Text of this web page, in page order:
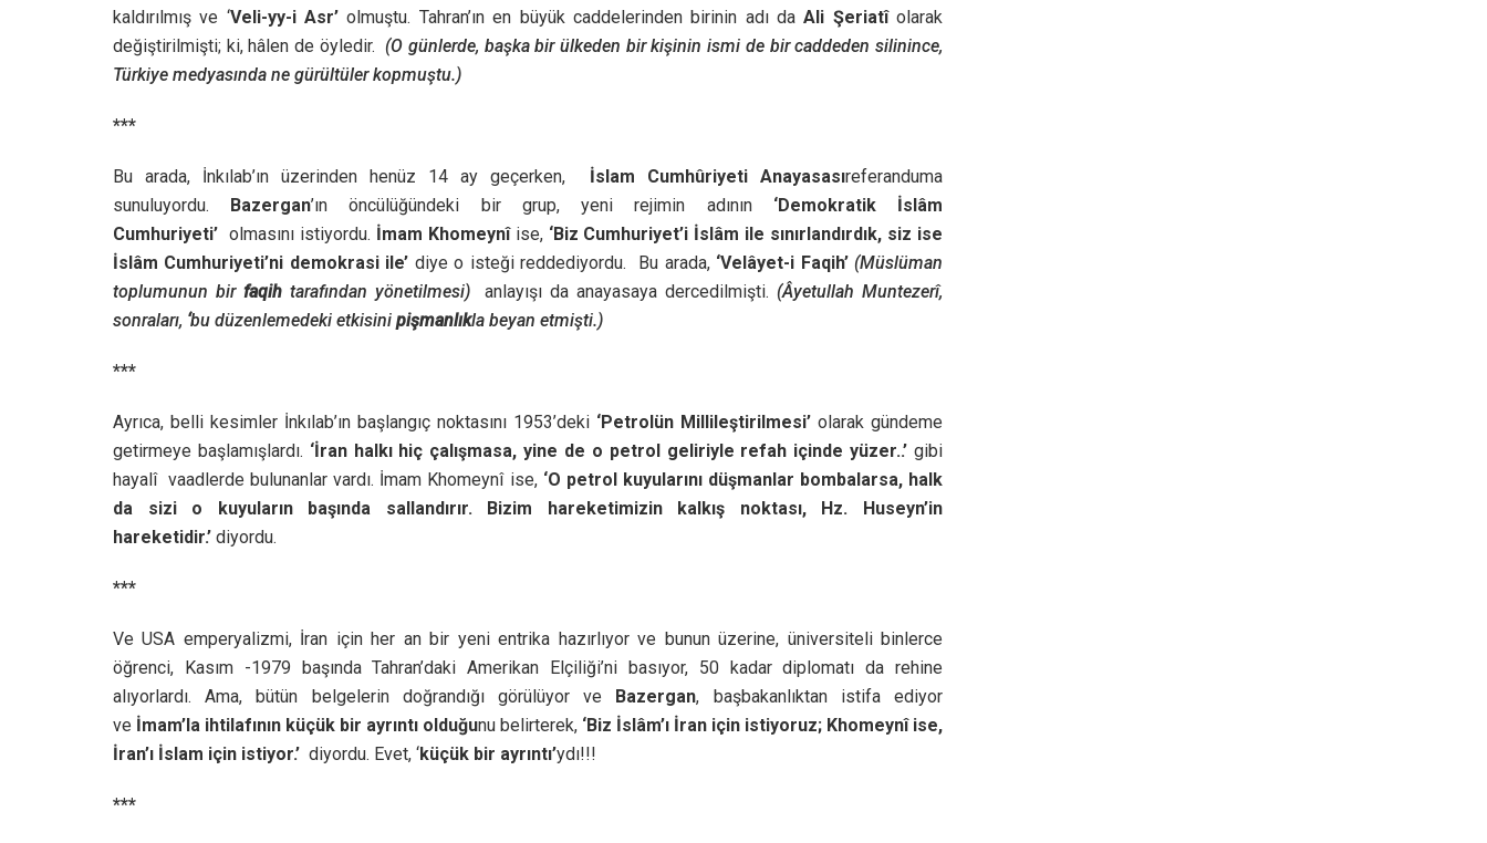
kaldırılmış ve ‘Veli-yy-i Asr’ olmuştu. Tahran’ın en büyük caddelerinden birinin adı daAli Şeriatîolarak
değiştirilmişti; ki, hâlen de öyledir.(O günlerde, başka bir ülkeden bir kişinin ismi de bir caddeden silinince,
Türkiye medyasında ne gürültüler kopmuştu.)
***
Bu arada, İnkılab’ın üzerinden henüz 14 ay geçerken, İslam Cumhûriyeti Anayasasıreferanduma
sunuluyordu. Bazergan’ın öncülüğündeki bir grup, yeni rejimin adının ‘Demokratik İslâm
Cumhuriyeti’ olmasını istiyordu. İmam Khomeynîise, ‘Biz Cumhuriyet’i İslâm ile sınırlandırdık, siz ise
İslâm Cumhuriyeti’ni demokrasi ile’ diye o isteği reddediyordu. Bu arada, ‘Velâyet-i Faqih’ (Müslüman
toplumunun bir faqihtarafından yönetilmesi) anlayışı da anayasaya dercedilmişti.(Âyetullah Muntezerî,
sonraları, ‘bu düzenlemedeki etkisini pişmanlıkla beyan etmişti.)
***
Ayrıca, belli kesimler İnkılab’ın başlangıç noktasını 1953’deki ‘Petrolün Millileştirilmesi’ olarak gündeme
getirmeye başlamışlardı. ‘İran halkı hiç çalışmasa, yine de o petrol geliriyle refah içinde yüzer..’ gibi
hayalî vaadlerde bulunanlar vardı. İmam Khomeynî ise, ‘O petrol kuyularını düşmanlar bombalarsa, halk
da sizi o kuyuların başında sallandırır. Bizim hareketimizin kalkış noktası, Hz. Huseyn’in
hareketidir.’ diyordu.
***
Ve USA emperyalizmi, İran için her an bir yeni entrika hazırlıyor ve bunun üzerine, üniversiteli binlerce
öğrenci, Kasım -1979 başında Tahran’daki Amerikan Elçiliği’ni basıyor, 50 kadar diplomatı da rehine
alıyorlardı. Ama, bütün belgelerin doğrandığı görülüyor ve Bazergan, başbakanlıktan istifa ediyor
ve İmam’la ihtilafının küçük bir ayrıntı olduğunu belirterek, ‘Biz İslâm’ı İran için istiyoruz; Khomeynî ise,
İran’ı İslam için istiyor.’ diyordu. Evet, ‘küçük bir ayrıntı’ydı!!!
***